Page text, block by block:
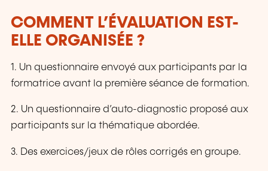
COMMENT L’ÉVALUATION EST-
ELLE ORGANISÉE ?
1. Un questionnaire envoyé aux participants par la
formatrice avant la première séance de formation.
2. Un questionnaire d’auto-diagnostic proposé aux
participants sur la thématique abordée.
3. Des exercices/jeux de rôles corrigés en groupe.